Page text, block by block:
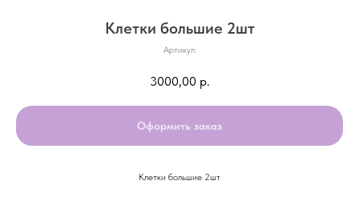
Клетки большие 2шт
Артикул:
3000,00 р.
Оформить заказ
Клетки большие 2шт